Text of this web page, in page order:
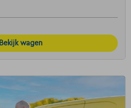
Bekijk wagen